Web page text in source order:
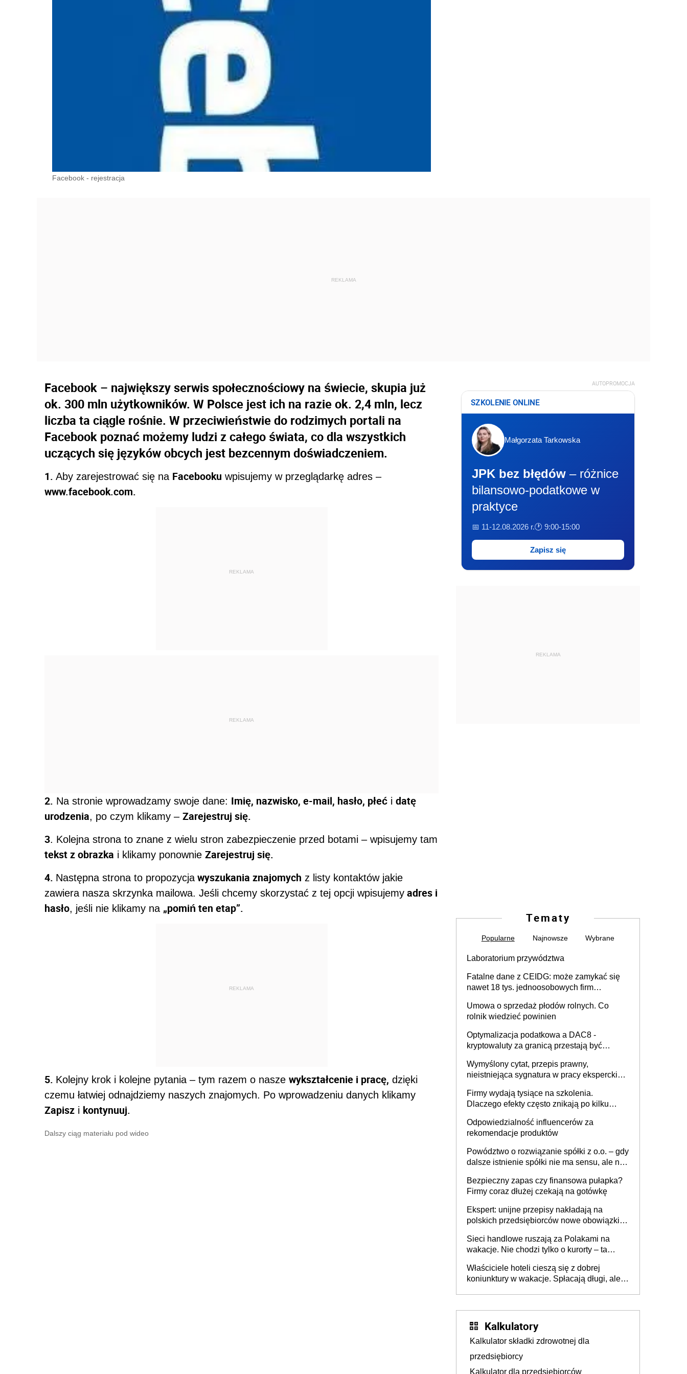
Facebook - rejestracja
Facebook – największy serwis społecznościowy na świecie, skupia już
ok. 300 mln użytkowników. W Polsce jest ich na razie ok. 2,4 mln, lecz
liczba ta ciągle rośnie. W przeciwieństwie do rodzimych portali na
Facebook poznać możemy ludzi z całego świata, co dla wszystkich
uczących się języków obcych jest bezcennym doświadczeniem.
1. Aby zarejestrować się na Facebooku wpisujemy w przeglądarkę adres –
www.facebook.com.
REKLAMA
REKLAMA
2. Na stronie wprowadzamy swoje dane: Imię, nazwisko, e-mail, hasło, płeć i datę
urodzenia, po czym klikamy – Zarejestruj się.
3. Kolejna strona to znane z wielu stron zabezpieczenie przed botami – wpisujemy tam
tekst z obrazka i klikamy ponownie Zarejestruj się.
4. Następna strona to propozycjawyszukania znajomych z listy kontaktów jakie
zawiera nasza skrzynka mailowa. Jeśli chcemy skorzystać z tej opcji wpisujemy adres i
hasło, jeśli nie klikamy na „pomiń ten etap”.
REKLAMA
5. Kolejny krok i kolejne pytania – tym razem o nasze wykształcenie i pracę, dzięki
czemu łatwiej odnajdziemy naszych znajomych. Po wprowadzeniu danych klikamy
Zapisz i kontynuuj.
Dalszy ciąg materiału pod wideo
AUTOPROMOCJA
SZKOLENIE ONLINE
Małgorzata Tarkowska
JPK bez błędów – różnice
bilansowo-podatkowe w
praktyce
📅 11-12.08.2026 r.🕐 9:00-15:00
Zapisz się
REKLAMA
Tematy
Popularne Najnowsze Wybrane
Laboratorium przywództwa
Fatalne dane z CEIDG: może zamykać się
nawet 18 tys. jednoosobowych firm
Umowa o sprzedaż płodów rolnych. Co
rolnik wiedzieć powinien
Optymalizacja podatkowa a DAC8 -
kryptowaluty za granicą przestają być
Wymyślony cytat, przepis prawny,
nieistniejąca sygnatura w pracy eksperckiej -
firmie
Firmy wydają tysiące na szkolenia.
Dlaczego efekty często znikają po kilku
Odpowiedzialność influencerów za
rekomendacje produktów
Powództwo o rozwiązanie spółki z o.o. – gdy
dalsze istnienie spółki nie ma sensu, ale nie
Bezpieczny zapas czy finansowa pułapka?
Firmy coraz dłużej czekają na gotówkę
Ekspert: unijne przepisy nakładają na
polskich przedsiębiorców nowe obowiązki w
Sieci handlowe ruszają za Polakami na
wakacje. Nie chodzi tylko o kurorty – ta
tam, gdzie wielu spędzi urlop po cichu
Właściciele hoteli cieszą się z dobrej
koniunktury w wakacje. Spłacają długi, ale
Kalkulatory
Kalkulator składki zdrowotnej dla
przedsiębiorcy
Kalkulator dla przedsiębiorców